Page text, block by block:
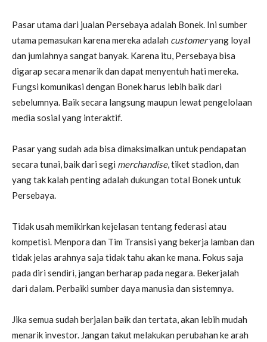
Pasar utama dari jualan Persebaya adalah Bonek. Ini sumber
utama pemasukan karena mereka adalah customeryang loyal
dan jumlahnya sangat banyak. Karena itu, Persebaya bisa
digarap secara menarik dan dapat menyentuh hati mereka.
Fungsi komunikasi dengan Bonek harus lebih baik dari
sebelumnya. Baik secara langsung maupun lewat pengelolaan
media sosial yang interaktif.
Pasar yang sudah ada bisa dimaksimalkan untuk pendapatan
secara tunai, baik dari segi merchandise, tiket stadion, dan
yang tak kalah penting adalah dukungan total Bonek untuk
Persebaya.
Tidak usah memikirkan kejelasan tentang federasi atau
kompetisi. Menpora dan Tim Transisi yang bekerja lamban dan
tidak jelas arahnya saja tidak tahu akan ke mana. Fokus saja
pada diri sendiri, jangan berharap pada negara. Bekerjalah
dari dalam. Perbaiki sumber daya manusia dan sistemnya.
Jika semua sudah berjalan baik dan tertata, akan lebih mudah
menarik investor. Jangan takut melakukan perubahan ke arah